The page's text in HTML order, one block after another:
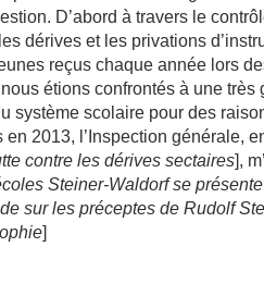
D’abord à travers le
dérives et les privations
reçus chaque année lors
étions confrontés à une très
système scolaire pour des
2013, l’Inspection générale,
contre les dérives sectaires],
Steiner-Waldorf se
sur les préceptes de Rudolf
]